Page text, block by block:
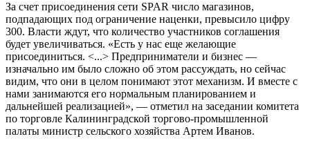
За счет присоединения сети SPAR число магазинов,
подпадающих под ограничение наценки, превысило цифру
300. Власти ждут, что количество участников соглашения
будет увеличиваться. «Есть у нас еще желающие
присоединиться. <...> Предприниматели и бизнес —
изначально им было сложно об этом рассуждать, но сейчас
видим, что они в целом понимают этот механизм. И вместе с
нами занимаются его нормальным планированием и
дальнейшей реализацией», — отметил на заседании комитета
по торговле Калининградской торгово-промышленной
палаты министр сельского хозяйства Артем Иванов.